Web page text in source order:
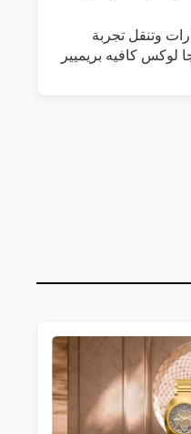
وتنقل تجربة
لوكس كافيه بريميير